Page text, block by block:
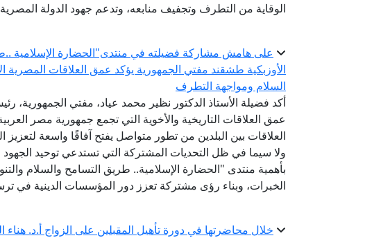
الوقاية من التطرف وتجفيف منابعه، وتدعم جهود الدولة
على هامش مشاركة فضيلته في منتدى"الحضارة الإسلامية
الأوزبكية طشقند مفتي الجمهورية يؤكد عمق العلاقات المصرية
السلام ومواجهة التطرف
أكد فضيلة الأستاذ الدكتور نظير محمد عياد، مفتي الجمهورية،
عمق العلاقات التاريخية والأخوية التي تجمع جمهورية مصر
العلاقات بين البلدين من تطور متواصل يفتح آفاقًا واسعة لتعزيز
ولا سيما في ظل التحديات المشتركة التي تستدعي توحيد الجهود
بأهمية منتدى "الحضارة الإسلامية.. طريق التسامح والسلام
الخبرات، وبناء رؤى مشتركة تعزز دور المؤسسات الدينية في
خلال محاضرتها في دورة تأهيل المقبلين على الزواج أ.د.